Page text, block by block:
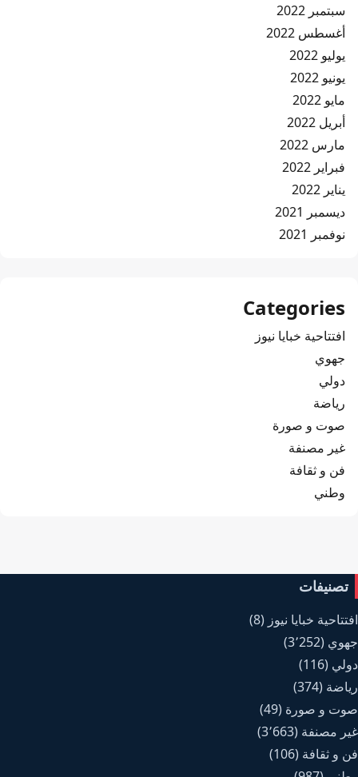
سبتمبر 2022
أغسطس 2022
يوليو 2022
يونيو 2022
مايو 2022
أبريل 2022
مارس 2022
فبراير 2022
يناير 2022
ديسمبر 2021
نوفمبر 2021
Categories
افتتاحية خبايا نيوز
جهوي
دولي
رياضة
صوت و صورة
غير مصنفة
فن و ثقافة
وطني
تصنيفات
افتتاحية خبايا نيوز (8)
جهوي (3٬252)
دولي (116)
رياضة (374)
صوت و صورة (49)
غير مصنفة (3٬663)
فن و ثقافة (106)